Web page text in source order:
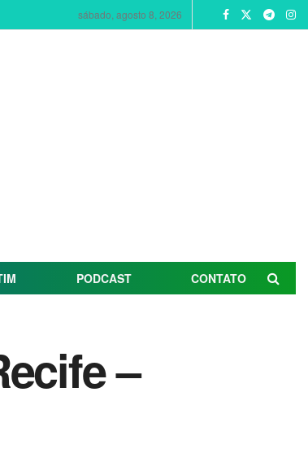
sábado, agosto 8, 2026
PODCAST CONTATO
–